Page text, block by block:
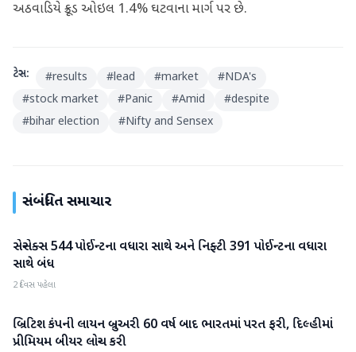
અઠવાડિયે ક્રૂડ ઓઇલ 1.4% ઘટવાના માર્ગ પર છે.
ટેગ્સ: #results #lead #market #NDA's
#stock market #Panic #Amid #despite
#bihar election #Nifty and Sensex
સંબંધિત સમાચાર
બિઝનેસ
સેન્સેક્સ 544 પોઈન્ટના વધારા સાથે અને નિફ્ટી 391 પોઈન્ટના વધારા
સાથે બંધ
2 દિવસ પહેલા
બિઝનેસ
બ્રિટિશ કંપની લાયન બ્રુઅરી 60 વર્ષ બાદ ભારતમાં પરત ફરી, દિલ્હીમાં
પ્રીમિયમ બીયર લોન્ચ કરી